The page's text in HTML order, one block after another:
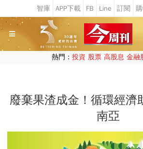
熱門： 投資 股票 高股息 金融
廢棄果渣成金！循環經濟
南亞